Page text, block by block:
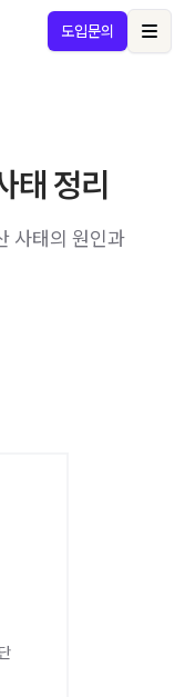
도입문의
태 정리
사태의 원인과